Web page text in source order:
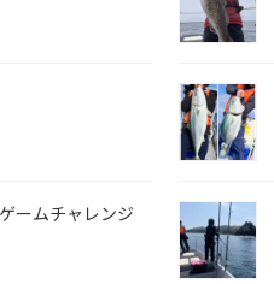
ームチャレンジ